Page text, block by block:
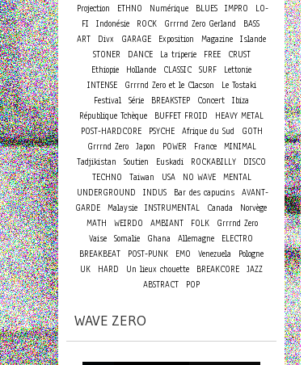
Projection
ETHNO Numérique BLUES IMPRO
LO-
FI
Indonésie ROCK Grrrnd Zero Gerland
BASS
ART
Divx GARAGE Exposition Magazine Islande
STONER
DANCE La triperie FREE
CRUST
Ethiopie
Hollande CLASSIC SURF
Lettonie
INTENSE
Grrrnd Zero et le Clacson
Le Tostaki
Festival Série BREAKSTEP Concert Ibiza
République Tchèque
BUFFET FROID
HEAVY METAL
POST-HARDCORE
PSYCHE Afrique du Sud
GOTH
Grrrnd Zero
Japon POWER France
MINIMAL
Tadjikistan
Soutien Euskadi ROCKABILLY
DISCO
TECHNO
Taiwan USA NO WAVE
MENTAL
UNDERGROUND
INDUS Bar des capucins
AVANT-
GARDE
Malaysie INSTRUMENTAL Canada
Norvège
MATH
WEIRDO AMBIANT FOLK
Grrrnd Zero
Vaise
Somalie Ghana Allemagne
ELECTRO
BREAKBEAT
POST-PUNK EMO Venezuela
Pologne
UK
HARD Un lieux chouette BREAKCORE JAZZ
ABSTRACT
POP
WAVE ZERO